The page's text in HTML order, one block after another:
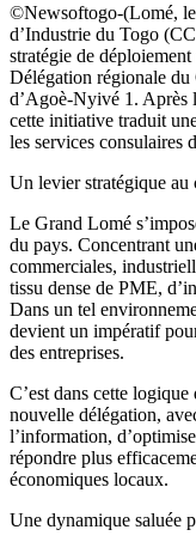
©Newsoftogo-(Lomé,
d’Industrie du Togo
stratégie de
Délégation régionale
d’Agoè-Nyivé 1. Après
cette initiative traduit
les services consulaires
Un levier stratégique
Le Grand Lomé
du pays. Concentrant
commerciales,
tissu dense de PME,
Dans un tel
devient un impératif
des entreprises.
C’est dans cette
nouvelle délégation,
l’information,
répondre plus
économiques locaux.
Une dynamique saluée